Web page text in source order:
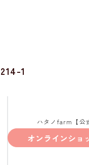
1
ハタノfarm【公
オンラインショ